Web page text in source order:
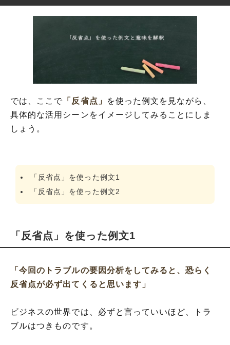
では、ここで 「反省点」
を使った例文を見ながら、
具体的な活用シーンをイメージしてみることにしま
しょう。
「反省点」を使った例文1
「反省点」を使った例文2
「反省点」を使った例文1
「今回のトラブルの要因分析をしてみると、恐らく
反省点が必ず出てくると思います」
ビジネスの世界では、必ずと言っていいほど、トラ
ブルはつきものです。